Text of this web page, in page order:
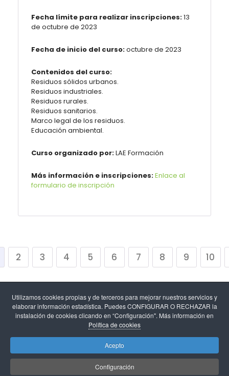
Utilizamos cookies propias y de terceros para mejorar nuestros servicios y
elaborar información estadística. Puedes CONFIGURAR O RECHAZAR la
instalación de cookies clicando en “Configuración". Más información en
Política de cookies
Acepto
Configuración
Fecha límite para realizar inscripciones:13
de octubre de 2023
Fecha de inicio del curso:octubre de 2023
Contenidos del curso:
Residuos sólidos urbanos.
Residuos industriales.
Residuos rurales.
Residuos sanitarios.
Marco legal de los residuos.
Educación ambiental.
Curso organizado por:LAE Formación
Más información e inscripciones:Enlace al
formulario de inscripción
2 3 4 5 6 7 8 9 10
Política de cookies y configuración de
cookies-Protección de datos.